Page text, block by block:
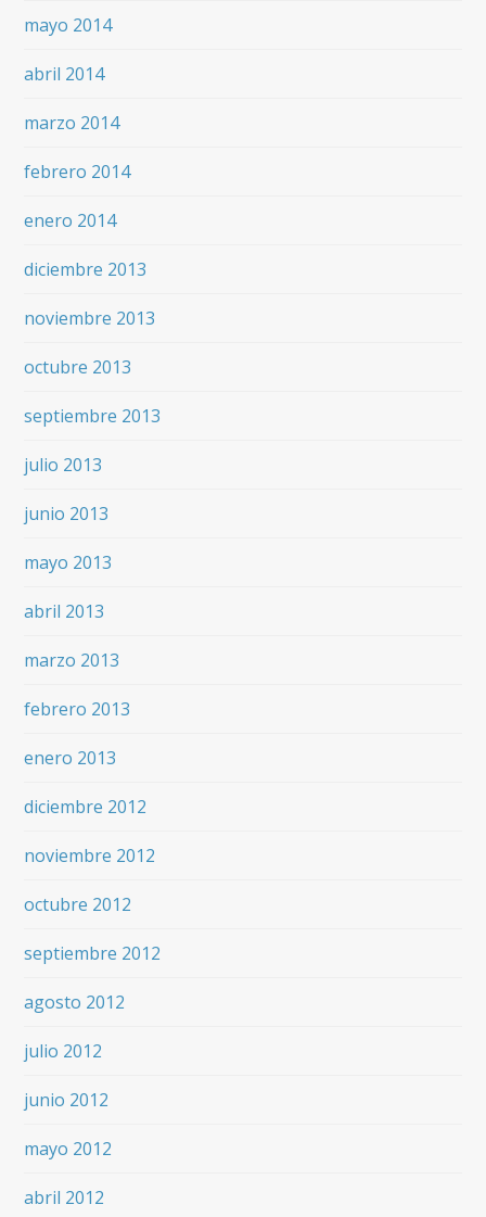
mayo 2014
abril 2014
marzo 2014
febrero 2014
enero 2014
diciembre 2013
noviembre 2013
octubre 2013
septiembre 2013
julio 2013
junio 2013
mayo 2013
abril 2013
marzo 2013
febrero 2013
enero 2013
diciembre 2012
noviembre 2012
octubre 2012
septiembre 2012
agosto 2012
julio 2012
junio 2012
mayo 2012
abril 2012